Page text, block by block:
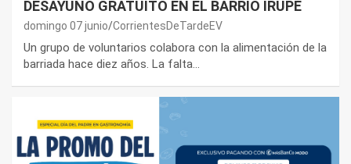
DESAYUNO GRATUITO EN EL BARRIO IRUPÉ
domingo 07 junio CorrientesDeTardeEV
Un grupo de voluntarios colabora con la alimentación de la
barriada hace diez años. La falta…